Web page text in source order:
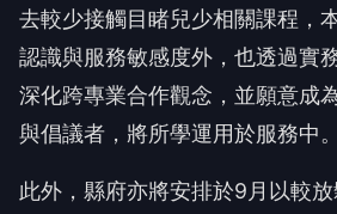
去較少接觸目睹兒少相關課程，
認識與服務敏感度外，也透過實
深化跨專業合作觀念，並願意成
與倡議者，將所學運用於服務中。
此外，縣府亦將安排於9月以較